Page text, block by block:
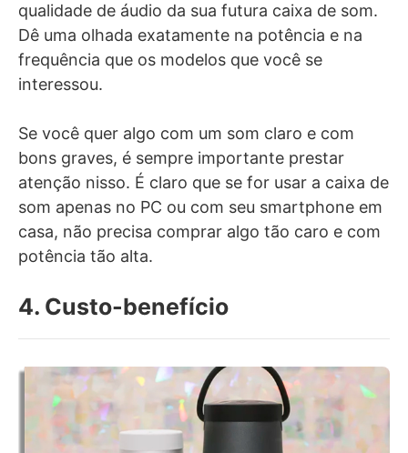
qualidade de áudio da sua futura caixa de som.
Dê uma olhada exatamente na potência e na
frequência que os modelos que você se
interessou.
Se você quer algo com um som claro e com
bons graves, é sempre importante prestar
atenção nisso. É claro que se for usar a caixa de
som apenas no PC ou com seu smartphone em
casa, não precisa comprar algo tão caro e com
potência tão alta.
4. Custo-benefício